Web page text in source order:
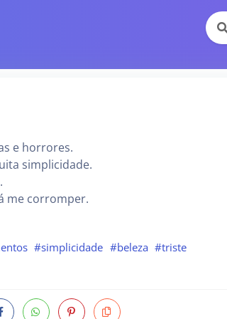
e horrores.
simplicidade.
me corromper.
#simplicidade #beleza #triste